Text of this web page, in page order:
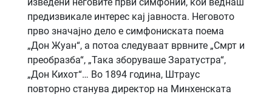
изведени неговите први симфонии, кои веднаш
предизвикале интерес кај јавноста. Неговото
прво значајно дело е симфониската поема
„Дон Жуан“, а потоа следуваат врвните „Смрт и
преобразба“, „Така зборуваше Заратустра“,
„Дон Кихот“… Во 1894 година, Штраус
повторно станува директор на Минхенската